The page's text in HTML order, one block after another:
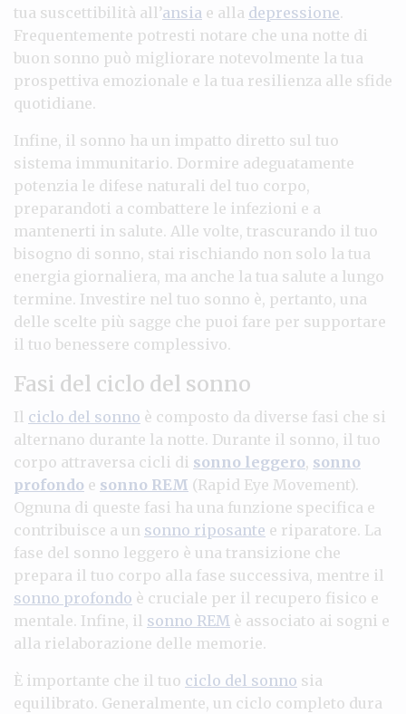
tua suscettibilità all’ansia e alla depressione.
Frequentemente potresti notare che una notte di
buon sonno può migliorare notevolmente la tua
prospettiva emozionale e la tua resilienza alle sfide
quotidiane.
Infine, il sonno ha un impatto diretto sul tuo
sistema immunitario. Dormire adeguatamente
potenzia le difese naturali del tuo corpo,
preparandoti a combattere le infezioni e a
mantenerti in salute. Alle volte, trascurando il tuo
bisogno di sonno, stai rischiando non solo la tua
energia giornaliera, ma anche la tua salute a lungo
termine. Investire nel tuo sonno è, pertanto, una
delle scelte più sagge che puoi fare per supportare
il tuo benessere complessivo.
Fasi del ciclo del sonno
Il ciclo del sonno è composto da diverse fasi che si
alternano durante la notte. Durante il sonno, il tuo
corpo attraversa cicli di sonno leggero, sonno
profondo e sonno REM (Rapid Eye Movement).
Ognuna di queste fasi ha una funzione specifica e
contribuisce a un sonno riposante e riparatore. La
fase del sonno leggero è una transizione che
prepara il tuo corpo alla fase successiva, mentre il
sonno profondo è cruciale per il recupero fisico e
mentale. Infine, il sonno REM è associato ai sogni e
alla rielaborazione delle memorie.
È importante che il tuo ciclo del sonno sia
equilibrato. Generalmente, un ciclo completo dura